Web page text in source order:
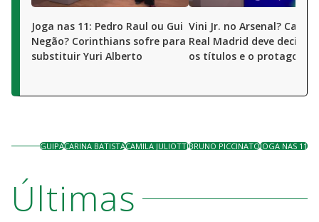
Joga nas 11: Pedro Raul ou Gui
Negão? Corinthians sofre para
substituir Yuri Alberto
Vini Jr. no Arsenal?
Real Madrid deve decidir
os títulos e o
GUIPACARINA BATISTACAMILA JULIOTTIBRUNO PICCINATOJOGA NAS 11
Últimas